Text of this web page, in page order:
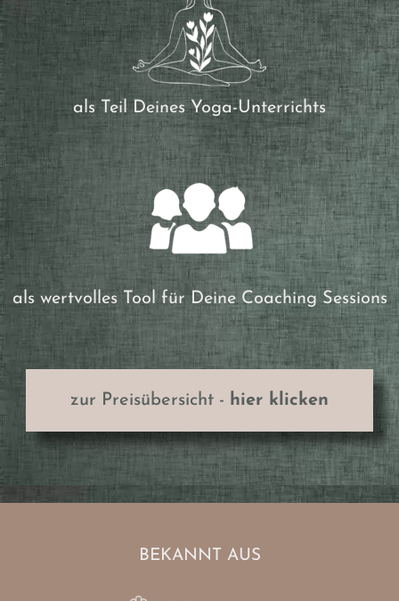
als Teil Deines Yoga-Unterrichts
als wertvolles Tool für Deine Coaching Sessions
zur Preisübersicht - hier klicken
BEKANNT AUS